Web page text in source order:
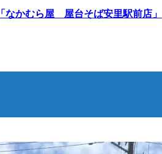
「なかむら屋 屋台そば安里駅前店」